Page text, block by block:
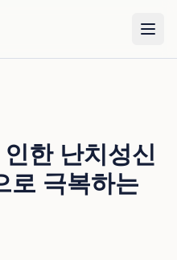
한 난치성신
로 극복하는